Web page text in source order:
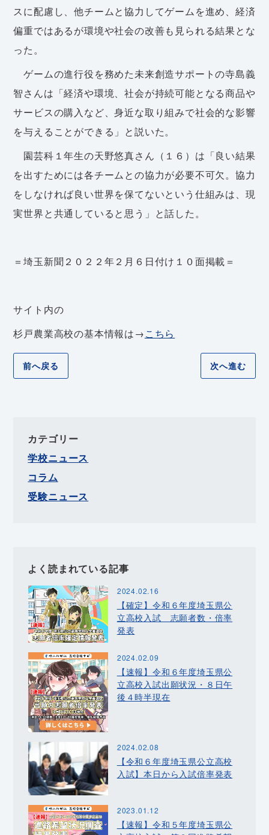
スに配慮し、他チームと協力してゲームを進め、経済
偏重ではあるが環境や社会の改善も見られる結果とな
った。
ゲームの進行役を務めた未来創造サポートの寺島義
智さんは「経済や環境、社会が持続可能となる商品や
サービスの購入など、身近な取り組みで社会的な影響
を与えることができる」と説いた。
園芸科１年生の天野悠真さん（１６）は「良い結果
を出すためには各チームとの協力が必要不可欠。協力
をしなければ良い世界を保てないという仕組みは、現
実世界と共通していると思う」と話した。
＝埼玉新聞２０２２年２月６日付け１０面掲載＝
サイト内の
杉戸農業高校の基本情報は→こちら
前へ戻る 次へ進む
カテゴリー
学校ニュース
コラム
受験ニュース
よく読まれている記事
2024.02.16
【確定】令和６年度埼玉県公
立高校入試 志願者数・倍率
発表
2024.02.09
【速報】令和６年度埼玉県公
立高校入試出願状況・８日午
後４時半現在
2024.02.08
【令和６年度埼玉県公立高校
入試】本日から入試倍率発表
2023.01.12
【速報】令和５年度埼玉県公